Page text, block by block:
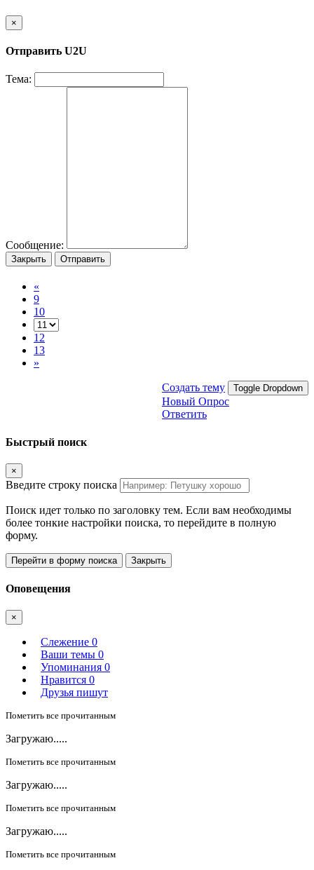
×
Отправить U2U
Тема:
Сообщение:
Закрыть Отправить
«
9
10
12
13
»
Создать тему Toggle Dropdown
Новый Опрос
Ответить
Быстрый поиск
×
Введите строку поиска
Поиск идет только по заголовку тем. Если вам необходимы
более тонкие настройки поиска, то перейдите в полную
форму.
Перейти в форму поиска Закрыть
Оповещения
×
Слежение 0
Ваши темы 0
Упоминания 0
Нравится 0
Друзья пишут
Пометить все прочитанным
Загружаю.....
Пометить все прочитанным
Загружаю.....
Пометить все прочитанным
Загружаю.....
Пометить все прочитанным